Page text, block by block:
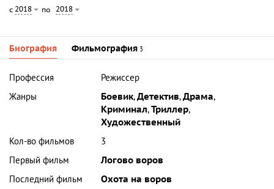
с 2018 по 2018
Биография Фильмография 3
Профессия
Режиссер
Жанры
Боевик,Детектив,Драма,
Криминал,Триллер,
Художественный
Кол-во фильмов
3
Первый фильм
Логово воров
Последний фильм
Охота на воров